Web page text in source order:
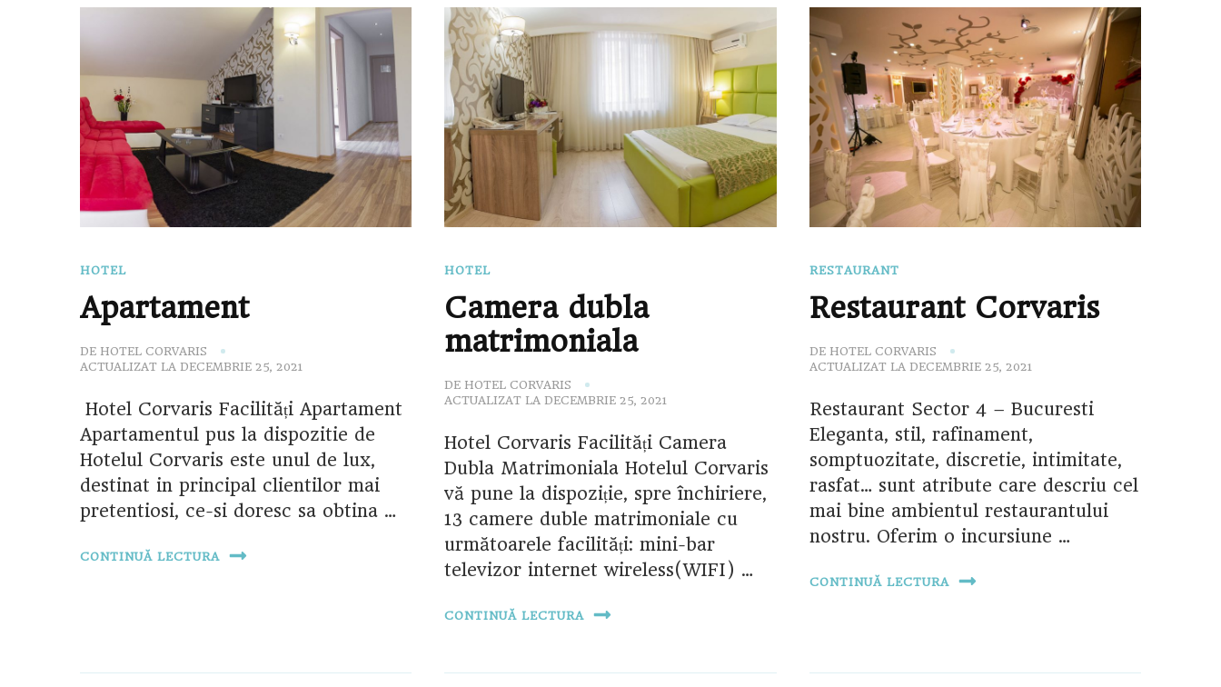
HOTEL
Apartament
DE HOTEL CORVARIS
ACTUALIZAT LA DECEMBRIE 25, 2021
Hotel Corvaris Facilități Apartament
Apartamentul pus la dispozitie de
Hotelul Corvaris este unul de lux,
destinat in principal clientilor mai
pretentiosi, ce-si doresc sa obtina …
CONTINUĂ LECTURA
HOTEL
Camera dubla
matrimoniala
DE HOTEL CORVARIS
ACTUALIZAT LADECEMBRIE 25, 2021
Hotel Corvaris Facilități Camera
Dubla Matrimoniala Hotelul Corvaris
vă pune la dispoziție, spre închiriere,
13 camere duble matrimoniale cu
următoarele facilități: mini-bar
televizor internet wireless(WIFI) …
CONTINUĂ LECTURA
RESTAURANT
Restaurant Corvaris
DE HOTEL CORVARIS
ACTUALIZAT LA DECEMBRIE 25, 2021
Restaurant Sector 4 – Bucuresti
Eleganta, stil, rafinament,
somptuozitate, discretie, intimitate,
rasfat… sunt atribute care descriu cel
mai bine ambientul restaurantului
nostru. Oferim o incursiune …
CONTINUĂ LECTURA